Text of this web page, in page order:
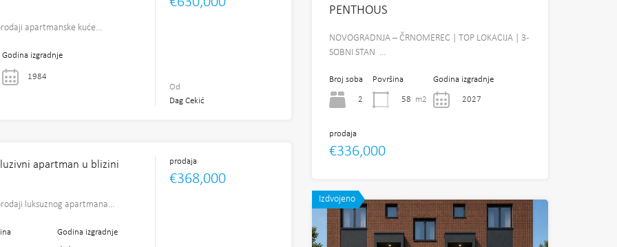
apartmanske kuće…
Godina izgradnje
1984
Od
Dag Cekić
apartman u blizini
luksuznog apartmana…
Godina izgradnje
prodaja
€368,000
PENTHOUS
NOVOGRADNJA – ČRNOMEREC | TOP LOKACIJA | 3-
SOBNI STAN …
Broj soba
2
Površina
58 m2
Godina izgradnje
2027
prodaja
€336,000
Izdvojeno